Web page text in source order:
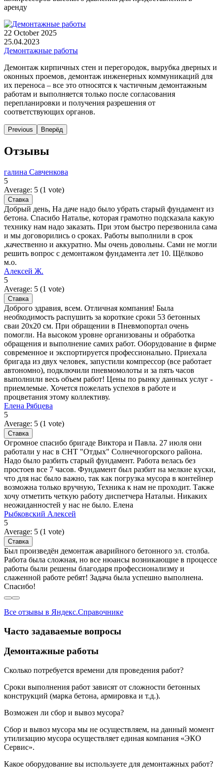
аренду
22 October 2025
25.04.2023
Демонтажные работы
Демонтаж кирпичных стен и перегородок, вырубка дверных и
оконных проемов, демонтаж инженерных коммуникаций для
их переноса – все это относятся к частичным демонтажным
работам и выполняется только после согласования
перепланировки и получения разрешения от
соответствующих органов.
Previous Вперёд
Отзывы
галина Савченкова
5
Average: 5 (1 vote)
Добрый день, На даче надо было убрать старый фундамент из
бетона. Спасибо Наталье, которая грамотно подсказала какую
технику нам надо заказать. При этом быстро перезвонила сама
и мы договорились о сроках. Работы выполнили в срок
,качественно и аккуратно. Мы очень довольны. Сами не могли
решить вопрос с демонтажом фундамента лет 10. Щёлково
м.о.
Алексей Ж.
5
Average: 5 (1 vote)
Доброго здравия, всем. Отличная компания! Была
необходимость распушить за короткие сроки 53 бетонных
сваи 20х20 см. При обращении в Пневмопортал очень
помогли. На высоком уровне организованы и обработка
обращения и выполнение самих работ. Оборудование в фирме
современное и экспортируется профессионально. Приехала
бригада из двух человек, запустили компрессор (все работает
автономно), подключили пневмомолоты и за пять часов
выполнили весь объем работ! Цены по рынку данных услуг -
приемлемые. Хочется пожелать успехов в работе и
процветания этому коллективу.
Елена Рябцева
5
Average: 5 (1 vote)
Огромное спасибо бригаде Виктора и Павла. 27 июля они
работали у нас в СНТ "Отдых" Солнечногорского района.
Надо было разбить старый фундамент. Работа велась без
простоев все 7 часов. Фундамент был разбит на мелкие куски,
что для нас было важно, так как погрузка мусора в контейнер
возможна только вручную, Техника к нам не проходит. Также
хочу отметить четкую работу диспетчера Натальи. Никаких
неожиданностей у нас не было. Елена
Рыбковский Алексей
5
Average: 5 (1 vote)
Был произведён демонтаж аварийного бетонного эл. столба.
Работа была сложная, но все нюансы возникающие в процессе
работы были решены благодаря профессионализму и
слаженной работе ребят! Задача была успешно выполнена.
Спасибо!
Все отзывы в Яндекс.Справочнике
Часто задаваемые вопросы
Демонтажные работы
Сколько потребуется времени для проведения работ?
Сроки выполнения работ зависят от сложности бетонных
конструкций (марка бетона, армировка и т.д.).
Возможен ли сбор и вывоз мусора?
Сбор и вывоз мусора мы не осуществляем, на данный момент
утилизацию мусора осуществляет единая компания «ЭКО
Сервис».
Какое оборудование вы используете для демонтажных работ?